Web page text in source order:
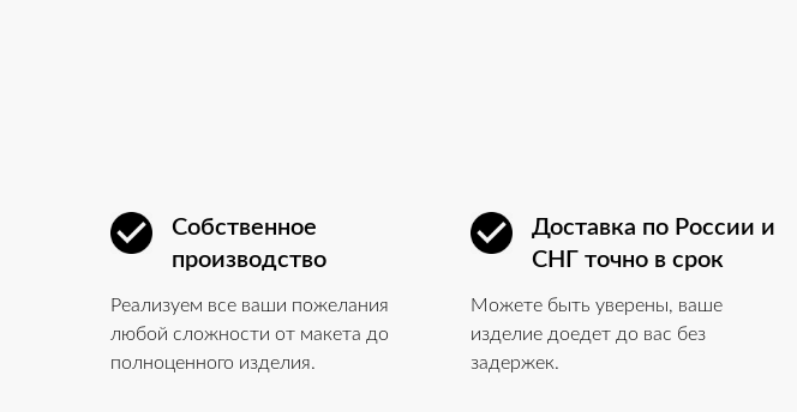
Собственное
производство
Реализуем все ваши пожелания
любой сложности от макета до
полноценного изделия.
Доставка по России и
СНГ точно в срок
Можете быть уверены, ваше
изделие доедет до вас без
задержек.